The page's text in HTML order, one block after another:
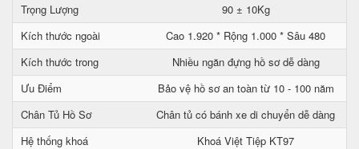
Trọng Lượng
90 ± 10Kg
Kích thước ngoài
Cao 1.920 * Rộng 1.000 * Sâu 480
Kích thước trong
Nhiều ngăn đựng hồ sơ dễ dàng
Ưu Điểm
Bảo vệ hồ sơ an toàn từ 10 - 100 năm
Chân Tủ Hồ Sơ
Chân tủ có bánh xe di chuyển dễ dàng
Hệ thống khoá
Khoá Việt Tiệp KT97